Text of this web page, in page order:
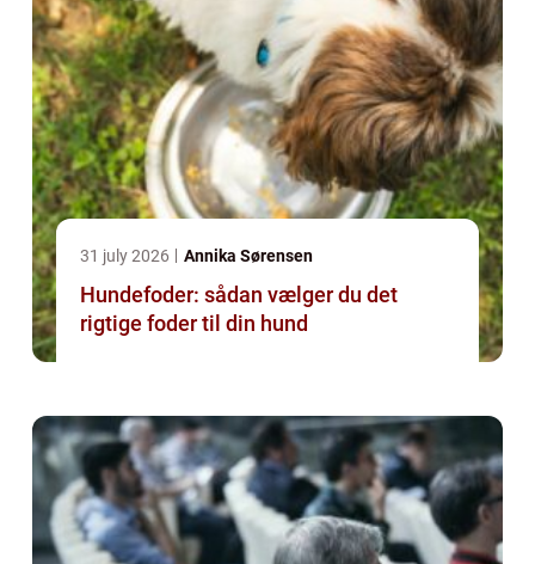
31 july 2026 Annika Sørensen
Hundefoder: sådan vælger du det
rigtige foder til din hund